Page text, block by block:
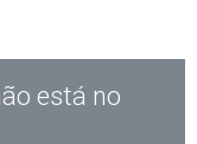
está no